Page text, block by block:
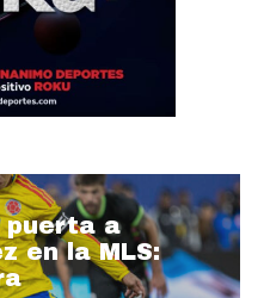
puerta a
en la MLS: